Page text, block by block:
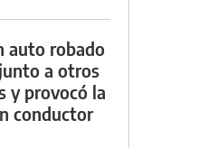
auto robado
a otros
y provocó la
conductor